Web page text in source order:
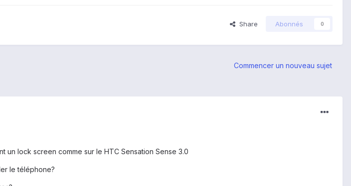
Share Abonnés 0
Commencer un nouveau sujet
un lock screen comme sur le HTC Sensation Sense 3.0
le téléphone?